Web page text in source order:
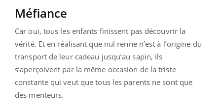
Méfiance
Car oui, tous les enfants finissent pas découvrir la
vérité. Et en réalisant que nul renne n’est à l’origine du
transport de leur cadeau jusqu’au sapin, ils
s’aperçoivent par la même occasion de la triste
constante qui veut que tous les parents ne sont que
des menteurs.